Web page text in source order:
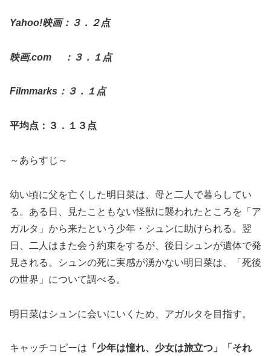
Yahoo!映画：３．２点
映画.com ：３．１点
Filmmarks：３．１点
平均点：３．１３点
～あらすじ～
幼い頃に父を亡くした明日菜は、母と二人で暮らしてい
る。ある日、見たこともない怪獣に襲われたところを「ア
ガルタ」から来たという少年・シュンに助けられる。翌
日、二人はまた会う約束をするが、後日シュンが遺体で発
見される。シュンの死に実感が湧かない明日菜は、「死後
の世界」について調べる。
明日菜はシュンに会いにいくため、アガルタを目指す。
キャッチコピーは 「少年は憧れ、少女は旅立つ」「それ